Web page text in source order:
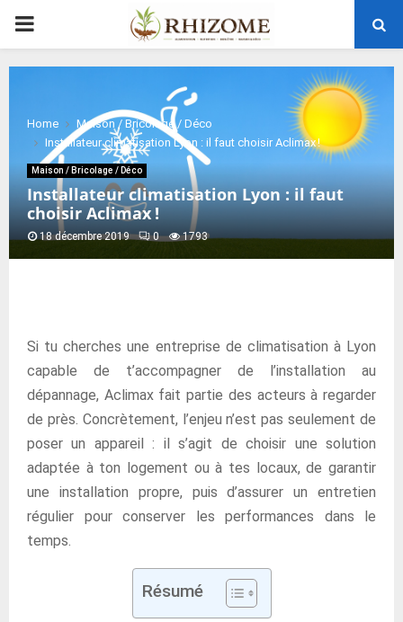
PRIMARY
MENU
Home
Maison / Bricolage / Déco
Installateur climatisation Lyon : il faut choisir Aclimax !
Maison / Bricolage / Déco
Installateur climatisation Lyon : il faut
choisir Aclimax !
18 décembre 2019 0 1793
Si tu cherches une entreprise de climatisation à Lyon
capable de t’accompagner de l’installation au
dépannage, Aclimax fait partie des acteurs à regarder
de près. Concrètement, l’enjeu n’est pas seulement de
poser un appareil : il s’agit de choisir une solution
adaptée à ton logement ou à tes locaux, de garantir
une installation propre, puis d’assurer un entretien
régulier pour conserver les performances dans le
temps.
Résumé